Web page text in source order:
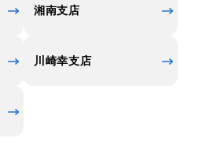
湘南支店
川崎幸支店